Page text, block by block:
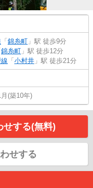
「 錦糸町 」駅 徒歩9分
錦糸町 」駅 徒歩12分
「 小村井 」駅 徒歩21分
(築10年)
せする(無料)
せする